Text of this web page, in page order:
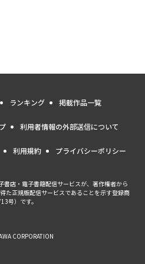
ランキング 掲載作品一覧
利用者情報の外部送信について
利用規約 プライバシーポリシー
書店・電子書籍配信サービスが、著作権者から
た正規版配信サービスであることを示す登録商
号）です。
CORPORATION